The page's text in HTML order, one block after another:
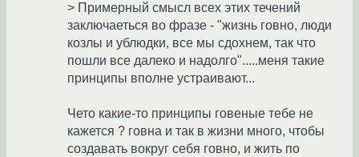
> Примерный смысл всех этих течений
заключаеться во фразе - "жизнь говно, люди
козлы и ублюдки, все мы сдохнем, так что
пошли все далеко и надолго".....меня такие
принципы вполне устраивают...
Чето какие-то принципы говеные тебе не
кажется ? говна и так в жизни много, чтобы
создавать вокруг себя говно, и жить по